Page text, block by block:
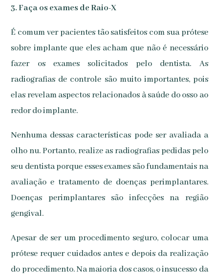
3. Faça os exames de Raio-X
É comum ver pacientes tão satisfeitos com sua prótese
sobre implante que eles acham que não é necessário
fazer os exames solicitados pelo dentista. As
radiografias de controle são muito importantes, pois
elas revelam aspectos relacionados à saúde do osso ao
redor do implante.
Nenhuma dessas características pode ser avaliada a
olho nu. Portanto, realize as radiografias pedidas pelo
seu dentista porque esses exames são fundamentais na
avaliação e tratamento de doenças perimplantares.
Doenças perimplantares são infecções na região
gengival.
Apesar de ser um procedimento seguro, colocar uma
prótese requer cuidados antes e depois da realização
do procedimento. Na maioria dos casos, o insucesso da